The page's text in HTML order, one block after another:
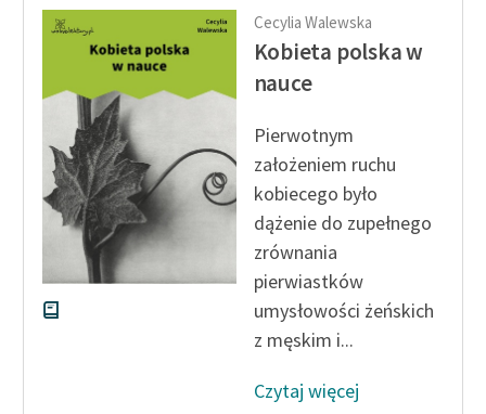
Popularyzacja
skandynawskiej literatury
feministycznej
Ręce pełne poezji
Kolekcje edukacyjne
twórców przechodzących
do domeny publicznej,
lektur szkolnych oraz
Starego Testamentu
Odkurzamy bohaterów
Cecylia Walewska
Kobieta polska w
nauce
Pierwotnym
założeniem ruchu
kobiecego było
dążenie do zupełnego
zrównania
pierwiastków
umysłowości żeńskich
z męskim i...
Czytaj więcej